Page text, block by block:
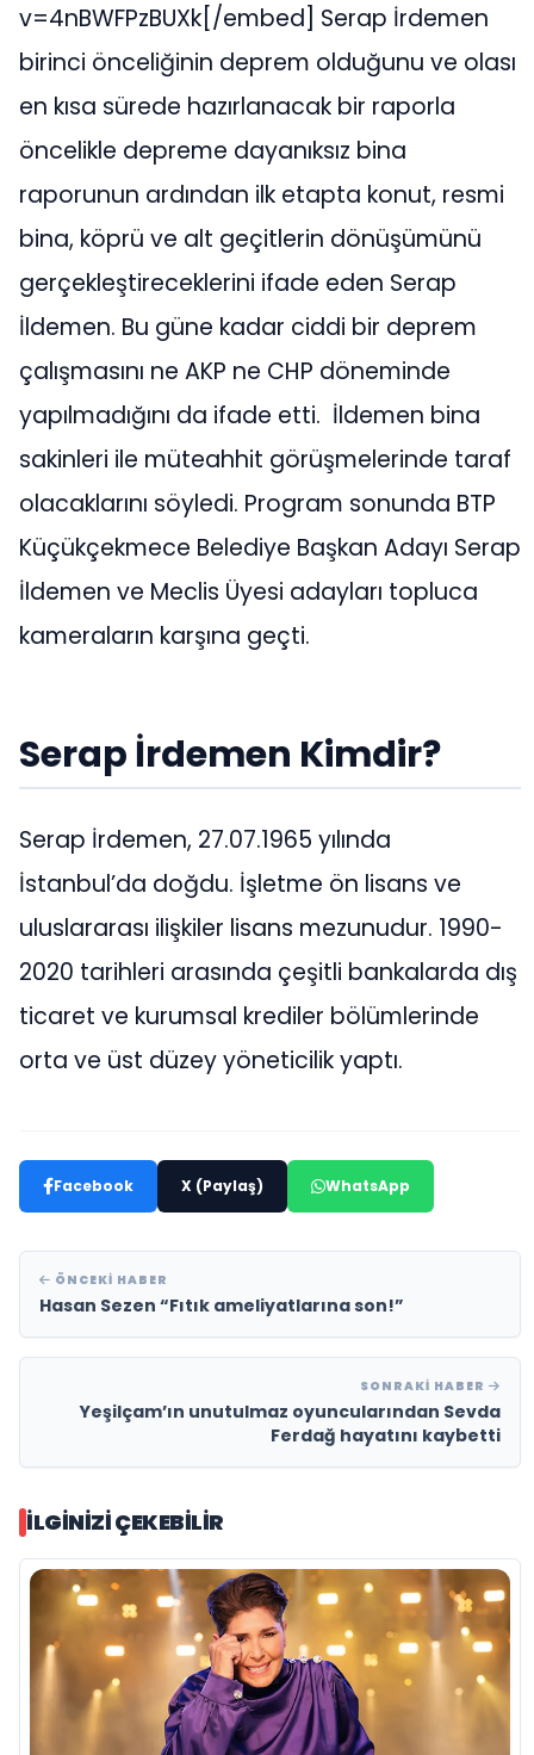
v=4nBWFPzBUXk[/embed] Serap İrdemen
birinci önceliğinin deprem olduğunu ve olası
en kısa sürede hazırlanacak bir raporla
öncelikle depreme dayanıksız bina
raporunun ardından ilk etapta konut, resmi
bina, köprü ve alt geçitlerin dönüşümünü
gerçekleştireceklerini ifade eden Serap
İldemen. Bu güne kadar ciddi bir deprem
çalışmasını ne AKP ne CHP döneminde
yapılmadığını da ifade etti. İldemen bina
sakinleri ile müteahhit görüşmelerinde taraf
olacaklarını söyledi. Program sonunda BTP
Küçükçekmece Belediye Başkan Adayı Serap
İldemen ve Meclis Üyesi adayları topluca
kameraların karşına geçti.
Serap İrdemen Kimdir?
Serap İrdemen, 27.07.1965 yılında
İstanbul’da doğdu. İşletme ön lisans ve
uluslararası ilişkiler lisans mezunudur. 1990-
2020 tarihleri arasında çeşitli bankalarda dış
ticaret ve kurumsal krediler bölümlerinde
orta ve üst düzey yöneticilik yaptı.
Facebook X (Paylaş) WhatsApp
ÖNCEKI HABER
Hasan Sezen “Fıtık ameliyatlarına son!”
SONRAKI HABER
Yeşilçam’ın unutulmaz oyuncularından Sevda
Ferdağ hayatını kaybetti
İLGINIZI ÇEKEBILIR